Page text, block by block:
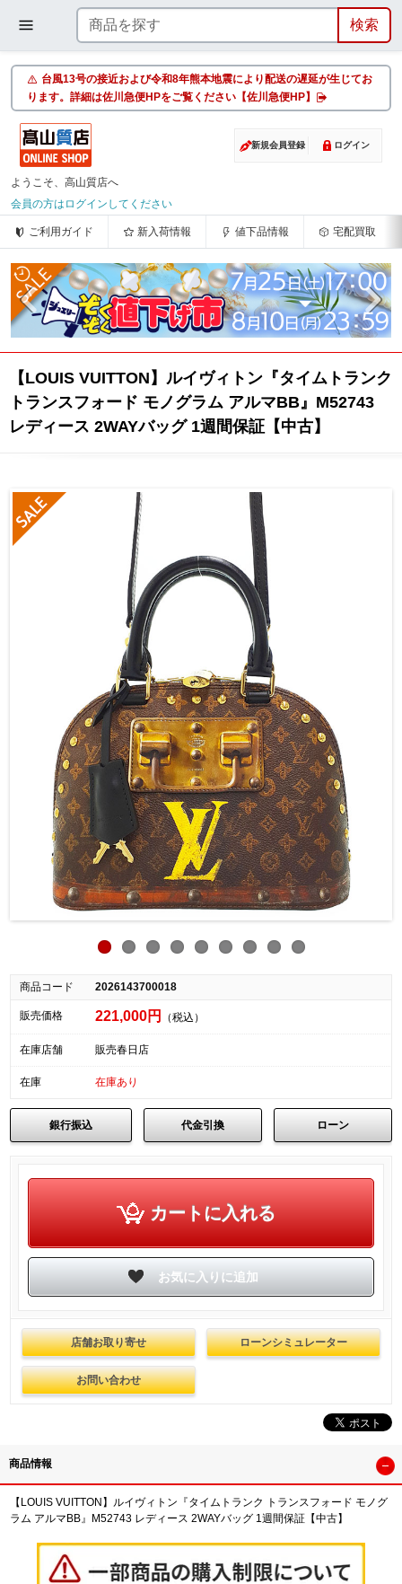
台風13号の接近および令和8年熊本地震により配送の遅延が生じてお
ります。詳細は佐川急便HPをご覧ください【佐川急便HP】
新規会員登録 ログイン
ようこそ、高山質店へ
会員の方はログインしてください
ご利用ガイド 新入荷情報 値下品情報 宅配買取
【LOUIS VUITTON】ルイヴィトン『タイムトランク
トランスフォード モノグラム アルマBB』M52743
レディース 2WAYバッグ 1週間保証【中古】
商品コード 2026143700018
販売価格 221,000円 （税込）
在庫店舗 販売春日店
在庫 在庫あり
銀行振込 代金引換 ローン
店舗お取り寄せ ローンシミュレーター
お問い合わせ
商品情報
【LOUIS VUITTON】ルイヴィトン『タイムトランク トランスフォード モノグ
ラム アルマBB』M52743 レディース 2WAYバッグ 1週間保証【中古】